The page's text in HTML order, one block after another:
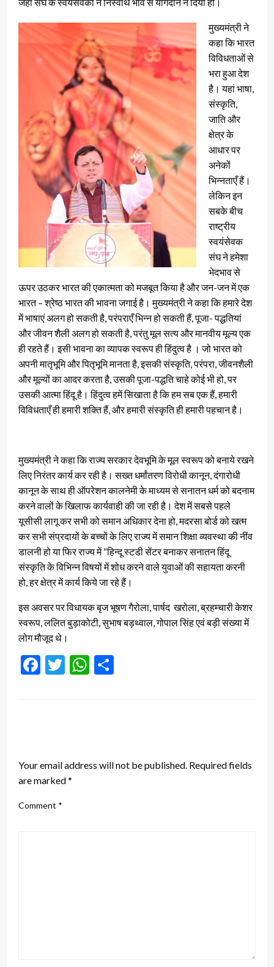
मुख्यमंत्री ने
कहा कि भारत
विविधताओं से
भरा हुआ देश
है। यहां भाषा,
संस्कृति,
जाति और
क्षेत्र के
आधार पर
अनेकों
भिन्नताएँ हैं।
लेकिन इन
सबके बीच
राष्ट्रीय
स्वयंसेवक
संघ ने हमेशा
भेदभाव से
ऊपर उठकर भारत की एकात्मता को मजबूत किया है और जन-जन में एक
भारत – श्रेष्ठ भारत की भावना जगाई है। मुख्यमंत्री ने कहा कि हमारे देश
में भाषाएं अलग हो सकती है, परंपराएँ भिन्न हो सकती हैं, पूजा- पद्धतियां
और जीवन शैली अलग हो सकती है, परंतु मूल सत्य और मानवीय मूल्य एक
ही रहते हैं। इसी भावना का व्यापक स्वरूप ही हिंदुत्व है । जो भारत को
अपनी मातृभूमि और पितृभूमि मानता है, इसकी संस्कृति, परंपरा, जीवनशैली
और मूल्यों का आदर करता है, उसकी पूजा-पद्धति चाहे कोई भी हो, पर
उसकी आत्मा हिंदू है। हिंदुत्व हमें सिखाता है कि हम सब एक हैं, हमारी
विविधताएँ ही हमारी शक्ति हैं, और हमारी संस्कृति ही हमारी पहचान है।
मुख्यमंत्री ने कहा कि राज्य सरकार देवभूमि के मूल स्वरूप को बनाये रखने
लिए निरंतर कार्य कर रही है। सख्त धर्मांतरण विरोधी कानून, दंगारोधी
कानून के साथ ही ऑपरेशन कालनेमी के माध्यम से सनातन धर्म को बदनाम
करने वालों के खिलाफ कार्यवाही की जा रही है। देश में सबसे पहले
यूसीसी लागू कर सभी को समान अधिकार देना हो, मदरसा बोर्ड को खत्म
कर सभी संप्रदायों के बच्चों के लिए राज्य में समान शिक्षा व्यवस्था की नींव
डालनी हो या फिर राज्य में “हिन्दू स्टडी सेंटर बनाकर सनातन हिंदू
संस्कृति के विभिन्न विषयों में शोध करने वाले युवाओं की सहायता करनी
हो, हर क्षेत्र में कार्य किये जा रहे हैं।
इस अवसर पर विधायक बृज भूषण गैरोला, पार्षद खरोला, ब्रहम्चारी केशर
स्वरूप, ललित बुड़ाकोटी, सुभाष बड़थ्वाल, गोपाल सिंह एवं बड़ी संख्या में
लोग मौजूद थे।
Facebook
TwitterWhatsApp
Your email address will not be published. Required fields
are marked*
Comment *